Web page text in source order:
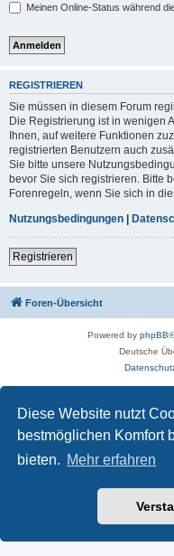
Diese Website nutzt
bestmöglichen Komfort
bieten. Mehr erfahren
Meinen Online-Status während
REGISTRIEREN
Sie müssen in diesem Forum
Die Registrierung ist in wenigen
Ihnen, auf weitere Funktionen
registrierten Benutzern auch
Sie bitte unsere
bevor Sie sich registrieren. Bitte
Forenregeln, wenn Sie sich in
Nutzungsbedingungen |
Registrieren
Foren-Übersicht
Powered by phpBB
Deutsche